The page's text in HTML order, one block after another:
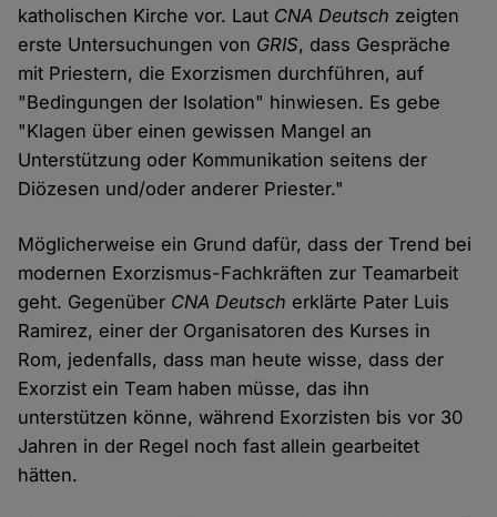
katholischen Kirche vor. Laut CNA Deutsch zeigten
erste Untersuchungen von GRIS, dass Gespräche
mit Priestern, die Exorzismen durchführen, auf
"Bedingungen der Isolation" hinwiesen. Es gebe
"Klagen über einen gewissen Mangel an
Unterstützung oder Kommunikation seitens der
Diözesen und/oder anderer Priester."
Möglicherweise ein Grund dafür, dass der Trend bei
modernen Exorzismus-Fachkräften zur Teamarbeit
geht. Gegenüber CNA Deutsch erklärte Pater Luis
Ramirez, einer der Organisatoren des Kurses in
Rom, jedenfalls, dass man heute wisse, dass der
Exorzist ein Team haben müsse, das ihn
unterstützen könne, während Exorzisten bis vor 30
Jahren in der Regel noch fast allein gearbeitet
hätten.